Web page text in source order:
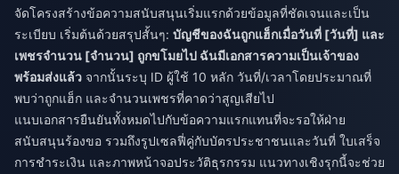
จัดโครงสร้างข้อความสนับสนุนเริ่มแรกด้วยข้อมูลที่ชัดเจนและเป็น
ระเบียบ เริ่มต้นด้วยสรุปสั้นๆ: บัญชีของฉันถูกแฮ็กเมื่อวันที่ [วันที่] และ
เพชรจำนวน [จำนวน] ถูกขโมยไป ฉันมีเอกสารความเป็นเจ้าของ
พร้อมส่งแล้ว จากนั้นระบุ ID ผู้ใช้ 10 หลัก วันที่/เวลาโดยประมาณที่
พบว่าถูกแฮ็ก และจำนวนเพชรที่คาดว่าสูญเสียไป
แนบเอกสารยืนยันทั้งหมดไปกับข้อความแรกแทนที่จะรอให้ฝ่าย
สนับสนุนร้องขอ รวมถึงรูปเซลฟี่คู่กับบัตรประชาชนและวันที่ ใบเสร็จ
การชำระเงิน และภาพหน้าจอประวัติธุรกรรม แนวทางเชิงรุกนี้จะช่วย